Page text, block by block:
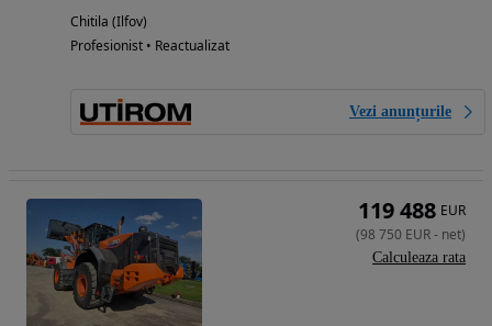
Chitila (Ilfov)
Profesionist • Reactualizat
Vezi anunțurile
119 488 EUR
(98 750 EUR- net)
Calculeaza rata